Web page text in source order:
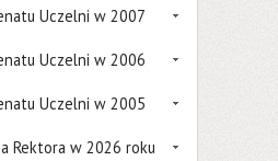
Uczelni w 2007
Uczelni w 2006
Uczelni w 2005
Rektora w 2026 roku